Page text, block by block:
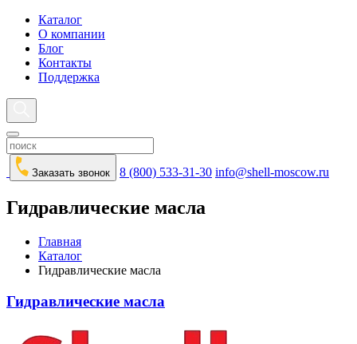
Каталог
О компании
Блог
Контакты
Поддержка
Заказать звонок 8 (800) 533-31-30 info@shell-moscow.ru
Гидравлические масла
Главная
Каталог
Гидравлические масла
Гидравлические масла